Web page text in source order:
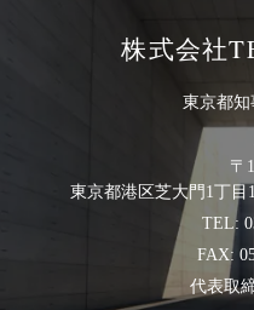
株式会社
東京都知
〒
東京都港区芝大門1丁目
TEL:
FAX:
代表取